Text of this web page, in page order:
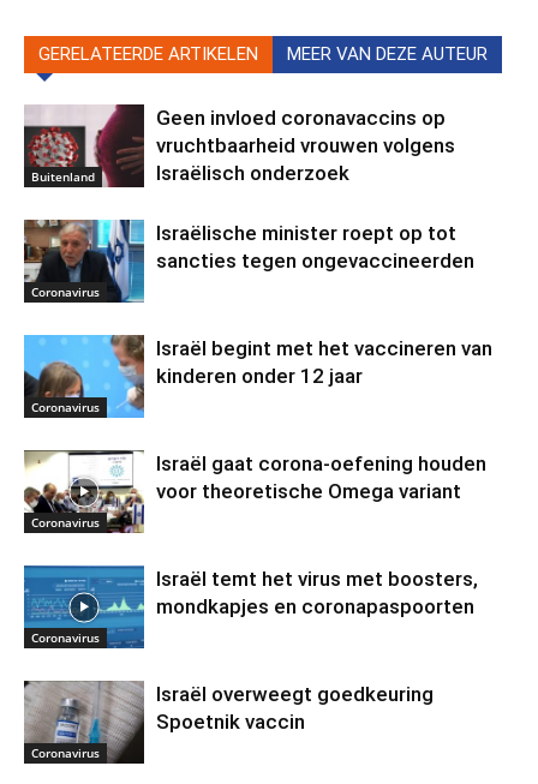
GERELATEERDE ARTIKELEN MEER VAN DEZE AUTEUR
Buitenland
Geen invloed coronavaccins op
vruchtbaarheid vrouwen volgens
Israëlisch onderzoek
Coronavirus
Israëlische minister roept op tot
sancties tegen ongevaccineerden
Coronavirus
Israël begint met het vaccineren van
kinderen onder 12 jaar
Coronavirus
Israël gaat corona-oefening houden
voor theoretische Omega variant
Coronavirus
Israël temt het virus met boosters,
mondkapjes en coronapaspoorten
Coronavirus
Israël overweegt goedkeuring
Spoetnik vaccin